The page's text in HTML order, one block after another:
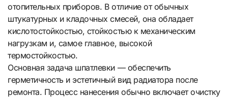
отопительных приборов. В отличие от обычных
штукатурных и кладочных смесей, она обладает
кислотостойкостью, стойкостью к механическим
нагрузкам и, самое главное, высокой
термостойкостью.
Основная задача шпатлевки — обеспечить
герметичность и эстетичный вид радиатора после
ремонта. Процесс нанесения обычно включает очистку